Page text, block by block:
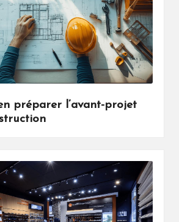
préparer l’avant-projet